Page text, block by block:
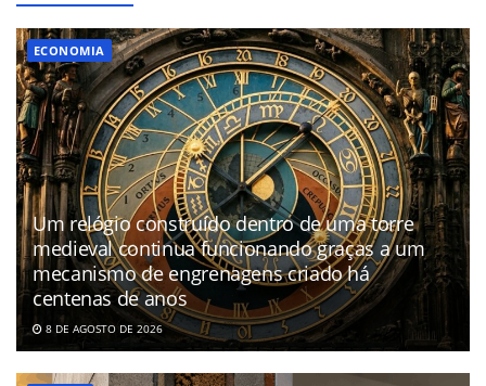
ECONOMIA
Um relógio construído dentro de uma torre
medieval continua funcionando graças a um
mecanismo de engrenagens criado há
centenas de anos
8 DE AGOSTO DE 2026